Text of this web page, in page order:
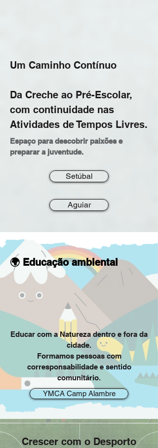
Um Caminho Contínuo
Da Creche ao Pré-Escolar,
com continuidade nas
Atividades de Tempos Livres.
Espaço para descobrir paixões e
preparar a juventude.
Setúbal
Aguiar
🌍 Educação ambiental
Educar com a Natureza dentro e fora da
cidade.
Formamos pessoas com
corresponsabilidade e sentido
comunitário.
YMCA Camp Alambre
Crescer com o Desporto